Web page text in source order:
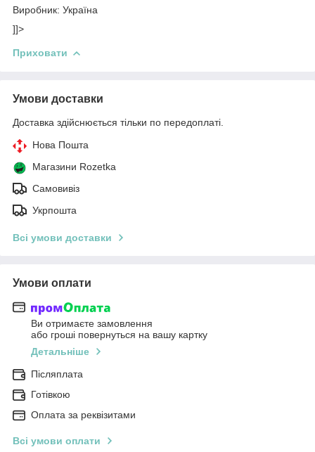
Виробник: Україна
]]>
Приховати
Умови доставки
Доставка здійснюється тільки по передоплаті.
Нова Пошта
Магазини Rozetka
Самовивіз
Укрпошта
Всі умови доставки
Умови оплати
Ви отримаєте замовлення
або гроші повернуться на вашу картку
Детальніше
Післяплата
Готівкою
Оплата за реквізитами
Всі умови оплати